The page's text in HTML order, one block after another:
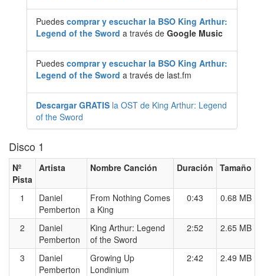
Puedes comprar y escuchar la BSO King Arthur:
Legend of the Sword a través de Google Music
Puedes comprar y escuchar la BSO King Arthur:
Legend of the Sword a través de last.fm
Descargar GRATIS la OST de King Arthur: Legend
of the Sword
Disco 1
Nº
Pista
Artista Nombre Canción Duración Tamaño
1
Daniel
Pemberton
From Nothing Comes
a King
0:43 0.68 MB
2
Daniel
Pemberton
King Arthur: Legend
of the Sword
2:52 2.65 MB
3
Daniel
Pemberton
Growing Up
Londinium
2:42 2.49 MB